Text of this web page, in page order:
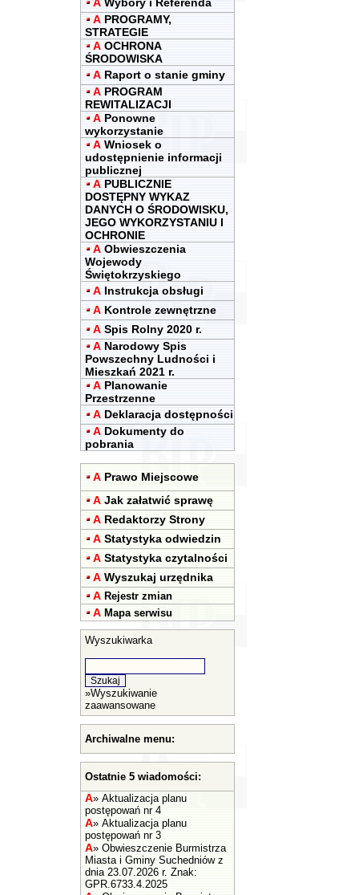
A PROGRAMY,
STRATEGIE
A OCHRONA
ŚRODOWISKA
A Raport o stanie gminy
A PROGRAM
REWITALIZACJI
A Ponowne
wykorzystanie
A Wniosek o
udostępnienie informacji
publicznej
A PUBLICZNIE
DOSTĘPNY WYKAZ
DANYCH O ŚRODOWISKU,
JEGO WYKORZYSTANIU I
OCHRONIE
A Obwieszczenia
Wojewody
Świętokrzyskiego
A Instrukcja obsługi
A Kontrole zewnętrzne
A Spis Rolny 2020 r.
A Narodowy Spis
Powszechny Ludności i
Mieszkań 2021 r.
A Planowanie
Przestrzenne
A Deklaracja dostępności
A Dokumenty do
pobrania
A Prawo Miejscowe
A Jak załatwić sprawę
A Redaktorzy Strony
A Statystyka odwiedzin
A Statystyka czytalności
A Wyszukaj urzędnika
A Rejestr zmian
A Mapa serwisu
Wyszukiwarka
»Wyszukiwanie
zaawansowane
Archiwalne menu:
Ostatnie 5 wiadomości:
A» Aktualizacja planu
postępowań nr 4
A» Aktualizacja planu
postępowań nr 3
A» Obwieszczenie Burmistrza
Miasta i Gminy Suchedniów z
dnia 23.07.2026 r. Znak:
GPR.6733.4.2025